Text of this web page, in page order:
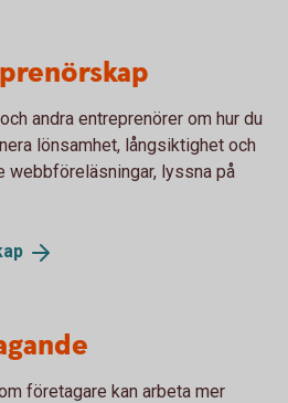
andra entreprenörer om hur du
lönsamhet, långsiktighet och
webbföreläsningar, lyssna på
företagare kan arbeta mer